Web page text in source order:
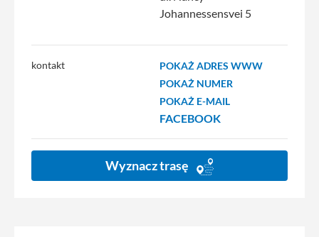
Johannessensvei 5
kontakt
POKAŻ ADRES WWW
POKAŻ NUMER
POKAŻ E-MAIL
FACEBOOK
Wyznacz trasę